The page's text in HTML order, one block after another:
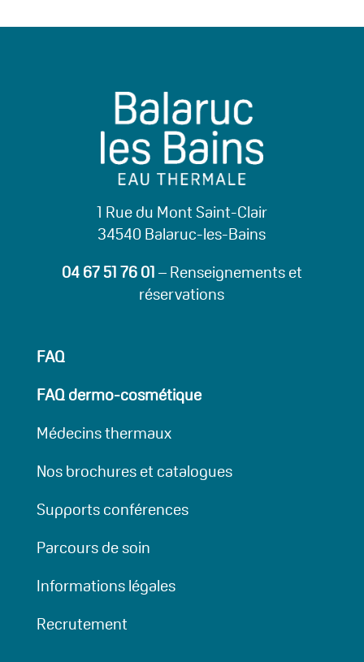
1 Rue du Mont Saint-Clair
34540 Balaruc-les-Bains
04 67 51 76 01– Renseignements et
réservations
FAQ
FAQ dermo-cosmétique
Médecins thermaux
Nos brochures et catalogues
Supports conférences
Parcours de soin
Informations légales
Recrutement